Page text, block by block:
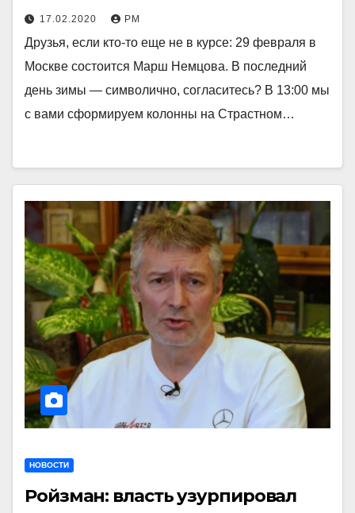
17.02.2020 РМ
Друзья, если кто-то еще не в курсе: 29 февраля в
Москве состоится Марш Немцова. В последний
день зимы — символично, согласитесь? В 13:00 мы
с вами сформируем колонны на Страстном…
НОВОСТИ
Ройзман: власть узурпировал